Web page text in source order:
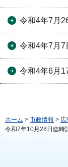
令和4年7月
令和4年7月7
令和4年6月
ホーム > 市政情報 > 広
令和7年10月28日臨時